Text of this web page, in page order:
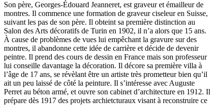
Son père, Georges-Édouard Jeanneret, est graveur et émailleur de
montres. Il commence une formation de graveur ciseleur en Suisse,
suivant les pas de son père. Il obteint sa première distinction au
Salon des Arts décoratifs de Turin en 1902, il n’a alors que 15 ans.
À cause de problèmes de vues lui empêchant la gravure sur des
montres, il abandonne cette idée de carrière et décide de devenir
peintre. Il prend des cours de dessin en France mais son professeur
lui conseille davantage la décoration. Il décore sa première villa à
l’âge de 17 ans, se révèlant être un artiste très prometteur bien qu’il
ait un peu laissé de côté la peinture. Il s’intéresse avec Auguste
Perret au béton armé, et ouvre son cabinet d’architecture en 1912. Il
prépare dès 1917 des projets archietcturaux visant à reconstruire ce